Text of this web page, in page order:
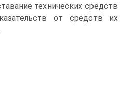
технических средств
от средств их